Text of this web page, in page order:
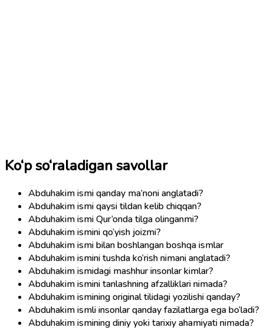
Ko‘p so‘raladigan savollar
Abduhakim ismi qanday ma’noni anglatadi?
Abduhakim ismi qaysi tildan kelib chiqqan?
Abduhakim ismi Qur’onda tilga olinganmi?
Abduhakim ismini qo‘yish joizmi?
Abduhakim ismi bilan boshlangan boshqa ismlar
Abduhakim ismini tushda ko‘rish nimani anglatadi?
Abduhakim ismidagi mashhur insonlar kimlar?
Abduhakim ismini tanlashning afzalliklari nimada?
Abduhakim ismining original tilidagi yozilishi qanday?
Abduhakim ismli insonlar qanday fazilatlarga ega bo‘ladi?
Abduhakim ismining diniy yoki tarixiy ahamiyati nimada?